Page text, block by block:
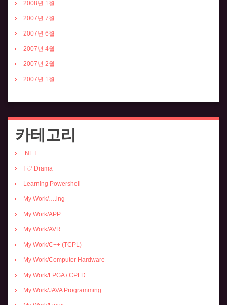
2008년 1월
2007년 7월
2007년 6월
2007년 4월
2007년 2월
2007년 1월
카테고리
.NET
I ♡ Drama
Learning Powershell
My Work/….ing
My Work/APP
My Work/AVR
My Work/C++ (TCPL)
My Work/Computer Hardware
My Work/FPGA / CPLD
My Work/JAVA Programming